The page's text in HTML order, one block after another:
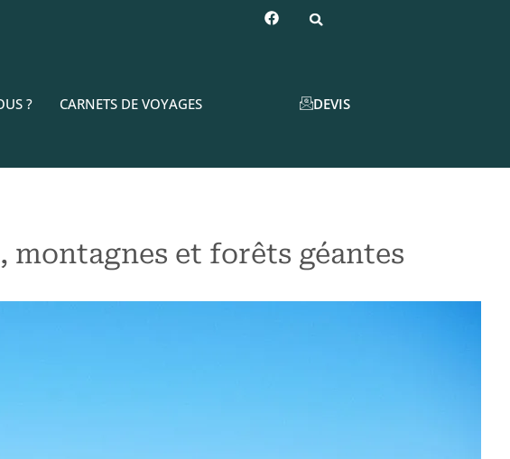
? CARNETS DE VOYAGES DEVIS
montagnes et forêts géantes